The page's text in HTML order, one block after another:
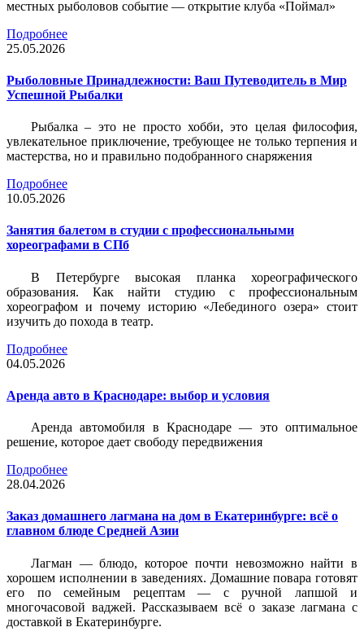
местных рыболовов событие — открытие клуба «Поймал»
Подробнее
25.05.2026
Рыболовные Принадлежности: Ваш Путеводитель в Мир
Успешной Рыбалки
Рыбалка – это не просто хобби, это целая философия,
увлекательное приключение, требующее не только терпения и
мастерства, но и правильно подобранного снаряжения
Подробнее
10.05.2026
Занятия балетом в студии с профессиональными
хореографами в СПб
В Петербурге высокая планка хореографического
образования. Как найти студию с профессиональным
хореографом и почему историю «Лебединого озера» стоит
изучить до похода в театр.
Подробнее
04.05.2026
Аренда авто в Краснодаре: выбор и условия
Аренда автомобиля в Краснодаре — это оптимальное
решение, которое дает свободу передвижения
Подробнее
28.04.2026
Заказ домашнего лагмана на дом в Екатеринбурге: всё о
главном блюде Средней Азии
Лагман — блюдо, которое почти невозможно найти в
хорошем исполнении в заведениях. Домашние повара готовят
его по семейным рецептам — с ручной лапшой и
многочасовой ваджей. Рассказываем всё о заказе лагмана с
доставкой в Екатеринбурге.